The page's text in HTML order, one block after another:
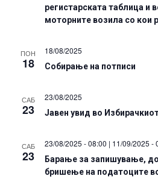
регистарската таблица и
моторните возила со кои
ПОН
18
18/08/2025
Собирање на потписи
САБ
23
23/08/2025
Јавен увид во
САБ
23
23/08/2025 - 08:00 | 11/09/2025 -
Барање за запишување,
бришење на податоците